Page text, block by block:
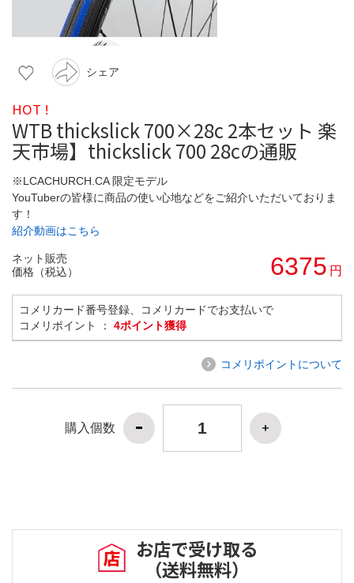
シェア
HOT !
WTB thickslick 700×28c 2本セット 楽
天市場】thickslick 700 28cの通販
※LCACHURCH.CA 限定モデル
YouTuberの皆様に商品の使い心地などをご紹介いただいておりま
す！
紹介動画はこちら
ネット販売
価格（税込）
6375 円
コメリカード番号登録、コメリカードでお支払いで
コメリポイント ： 4ポイント獲得
コメリポイントについて
購入個数
お店で受け取る
（送料無料）